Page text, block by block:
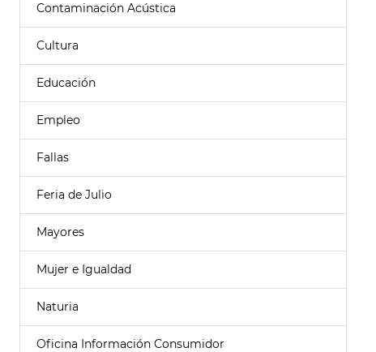
Contaminación Acústica
Cultura
Educación
Empleo
Fallas
Feria de Julio
Mayores
Mujer e Igualdad
Naturia
Oficina Información Consumidor